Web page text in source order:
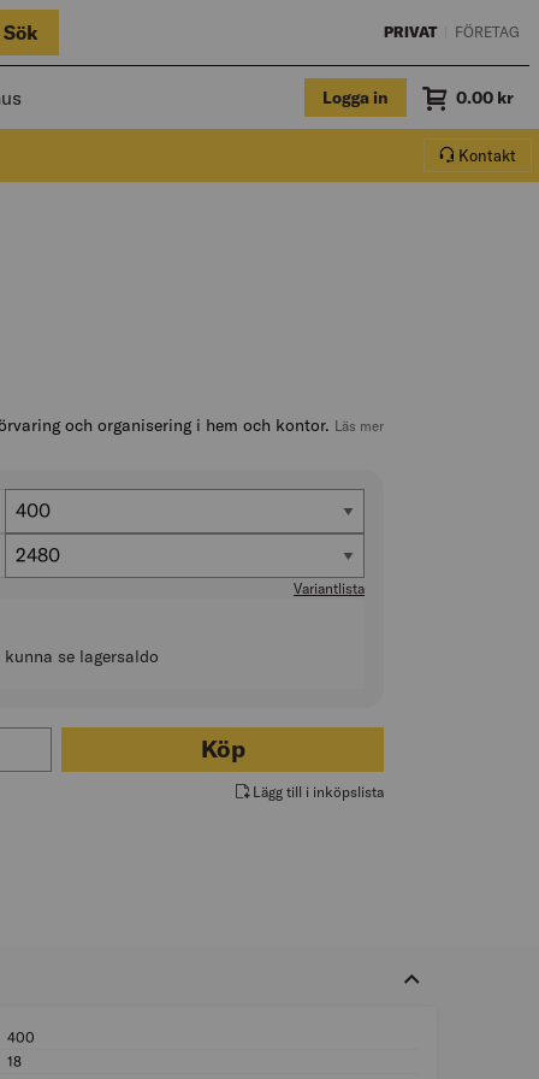
Sök PRIVAT FÖRETAG
Logga in Varukorg.
Summa
0.00 kr
Kontakt
och organisering i hem och kontor. Läs mer
Bredd (mm)
400
Längd (mm)
2480
Variantlista
se lagersaldo
Köp
Lägg till i inköpslista
400
18